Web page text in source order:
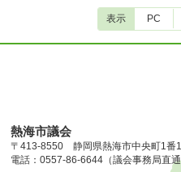
表示 PC
熱海市議会
〒413-8550 静岡県熱海市中央町1
電話：0557-86-6644（議会事務局直